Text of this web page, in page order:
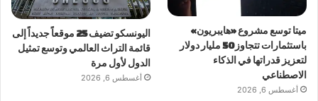
ميتا توسع مشروع «هايبريون»
باستثمارات تتجاوز 50 مليار دولار
لتعزيز قدراتها في الذكاء
الاصطناعي
أغسطس 6, 2026
اليونسكو تضيف 25 موقعاً جديداً إلى
قائمة التراث العالمي وتوسع تمثيل
الدول لأول مرة
أغسطس 6, 2026